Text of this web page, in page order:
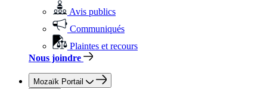
Avis publics
Communiqués
Plaintes et recours
Nous joindre
Mozaïk Portail